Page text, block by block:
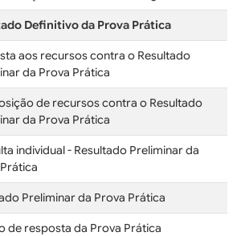
Definitivo da Prova Prática
aos recursos contra o Resultado
da Prova Prática
de recursos contra o Resultado
da Prova Prática
individual - Resultado Preliminar da
Preliminar da Prova Prática
de resposta da Prova Prática